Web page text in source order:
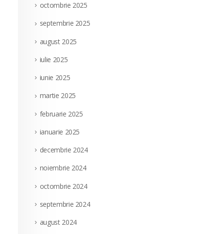
octombrie 2025
septembrie 2025
august 2025
iulie 2025
iunie 2025
martie 2025
februarie 2025
ianuarie 2025
decembrie 2024
noiembrie 2024
octombrie 2024
septembrie 2024
august 2024